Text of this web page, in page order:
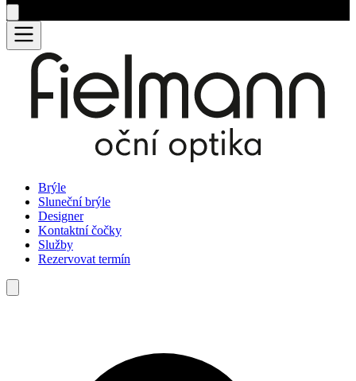
Brýle
Sluneční brýle
Designer
Kontaktní čočky
Služby
Rezervovat termín